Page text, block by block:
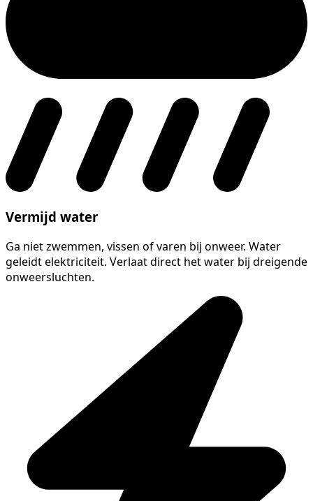
Vermijd water
Ga niet zwemmen, vissen of varen bij onweer. Water
geleidt elektriciteit. Verlaat direct het water bij dreigende
onweersluchten.